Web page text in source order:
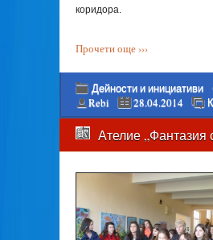
коридора.
Прочети още ›››
Дейности и инициативи
Rebi
28.04.2014
Ателие „Фантазия